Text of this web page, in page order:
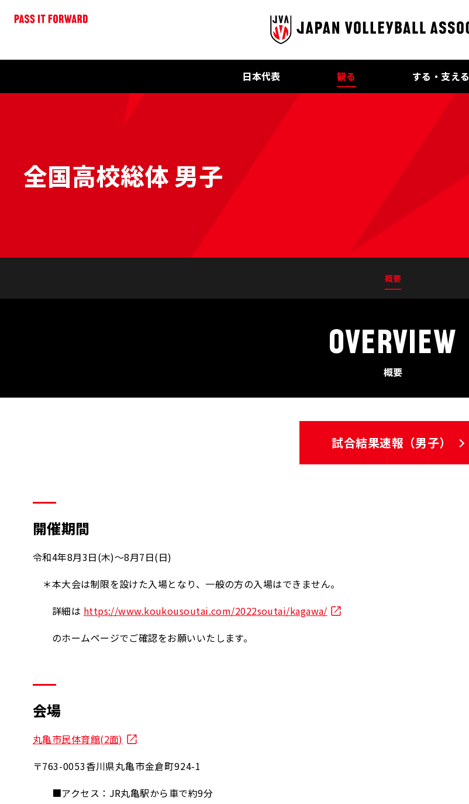
日本代表 観る する・支える
全国高校総体 男子
概要
OVERVIEW
概要
試合結果速報（男子）
開催期間
令和4年8月3日(木)～8月7日(日)
＊本大会は制限を設けた入場となり、一般の方の入場はできません。
詳細は https://www.koukousoutai.com/2022soutai/kagawa/
のホームページでご確認をお願いいたします。
会場
丸亀市民体育館(2面)
〒763-0053香川県丸亀市金倉町924-1
■アクセス：JR丸亀駅から車で約9分